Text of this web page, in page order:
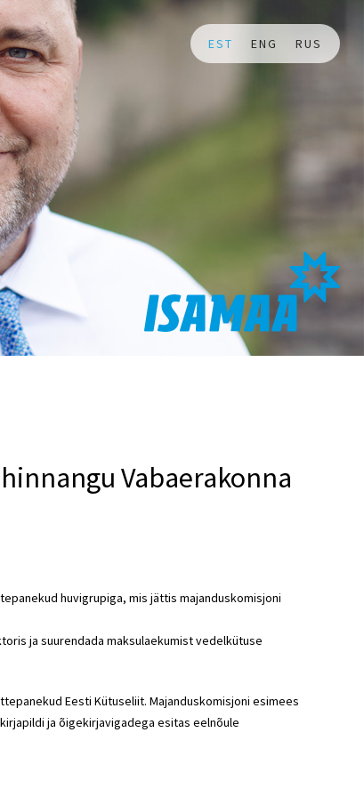
EST ENG RUS
Vabaerakonna
huvigrupiga, mis jättis majanduskomisjoni
ja suurendada maksulaekumist vedelkütuse
Eesti Kütuseliit. Majanduskomisjoni esimees
ja õigekirjavigadega esitas eelnõule